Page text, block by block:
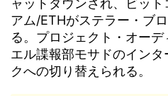
ャットダウンされ、ビッ
アム/ETHがステラー・ブ
る。プロジェクト・オー
エル諜報部モサドのイン
クへの切り替えられる。